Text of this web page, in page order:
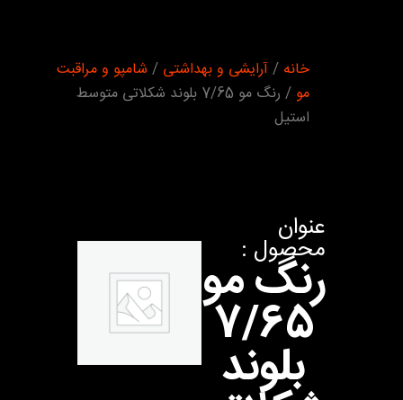
خانه /آرایشی و بهداشتی / شامپو و مراقبت
مو
/ رنگ مو 7/65 بلوند شکلاتی متوسط
استیل
عنوان
محصول :
رنگ مو
7/65
بلوند